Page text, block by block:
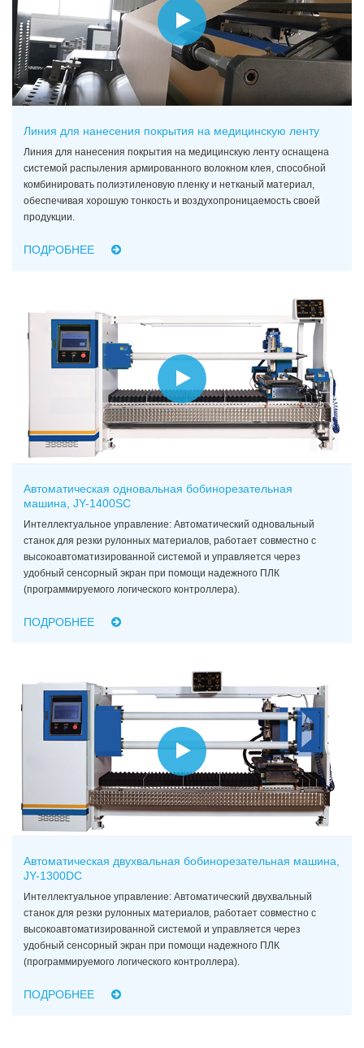
Линия для нанесения покрытия на медицинскую ленту
Линия для нанесения покрытия на медицинскую ленту оснащена
системой распыления армированного волокном клея, способной
комбинировать полиэтиленовую пленку и нетканый материал,
обеспечивая хорошую тонкость и воздухопроницаемость своей
продукции.
ПОДРОБНЕЕ
Автоматическая одновальная бобинорезательная
машина, JY-1400SC
Интеллектуальное управление: Автоматический одновальный
станок для резки рулонных материалов, работает совместно с
высокоавтоматизированной системой и управляется через
удобный сенсорный экран при помощи надежного ПЛК
(программируемого логического контроллера).
ПОДРОБНЕЕ
Автоматическая двухвальная бобинорезательная машина,
JY-1300DC
Интеллектуальное управление: Автоматический двухвальный
станок для резки рулонных материалов, работает совместно с
высокоавтоматизированной системой и управляется через
удобный сенсорный экран при помощи надежного ПЛК
(программируемого логического контроллера).
ПОДРОБНЕЕ